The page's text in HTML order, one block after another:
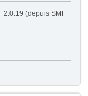
2.0.19 (depuis SMF